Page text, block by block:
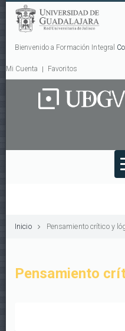
Bienvenido a Formación Integral
Mi Cuenta Favoritos
Inicio Pensamiento crítico y
Pensamiento